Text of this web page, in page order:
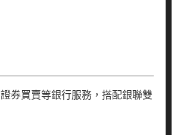
券買賣等銀行服務，搭配銀聯雙